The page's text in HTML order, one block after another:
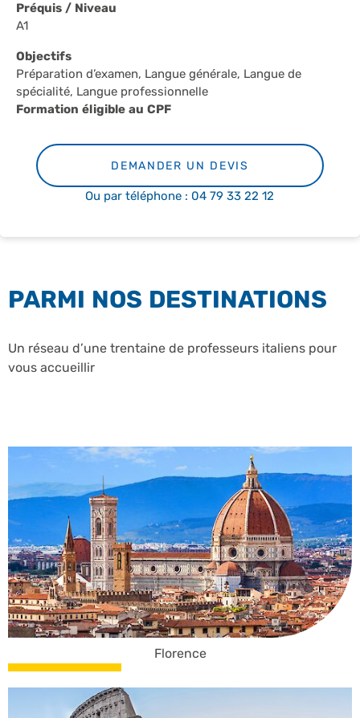
Préquis / Niveau
A1
Objectifs
Préparation d’examen, Langue générale, Langue de
spécialité, Langue professionnelle
Formation éligible au CPF
DEMANDER UN DEVIS
Ou par téléphone : 04 79 33 22 12
PARMI NOS DESTINATIONS
Un réseau d’une trentaine de professeurs italiens pour
vous accueillir
Florence